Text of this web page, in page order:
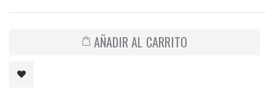
AÑADIR AL CARRITO